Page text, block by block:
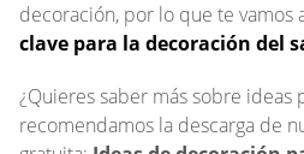
decoración, por lo que te vamos
clave para la decoración del
¿Quieres saber más sobre ideas
recomendamos la descarga de